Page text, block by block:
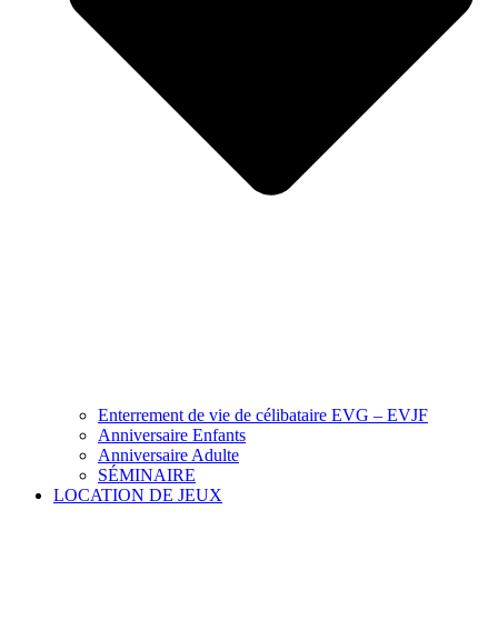
Enterrement de vie de célibataire EVG – EVJF
Anniversaire Enfants
Anniversaire Adulte
SÉMINAIRE
LOCATION DE JEUX